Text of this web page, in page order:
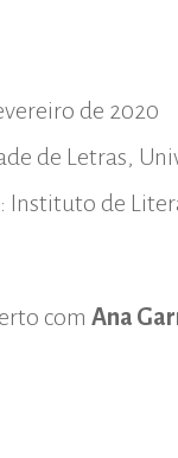
de 2020
de Letras,
: Instituto de
com Ana